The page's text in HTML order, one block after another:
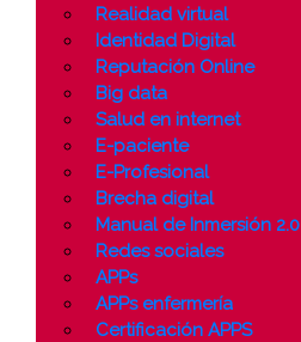
Realidad virtual
Identidad Digital
Reputación Online
Big data
Salud en internet
E-paciente
E-Profesional
Brecha digital
Manual de Inmersión 2.0
Redes sociales
APPs
APPs enfermería
Certificación APPS